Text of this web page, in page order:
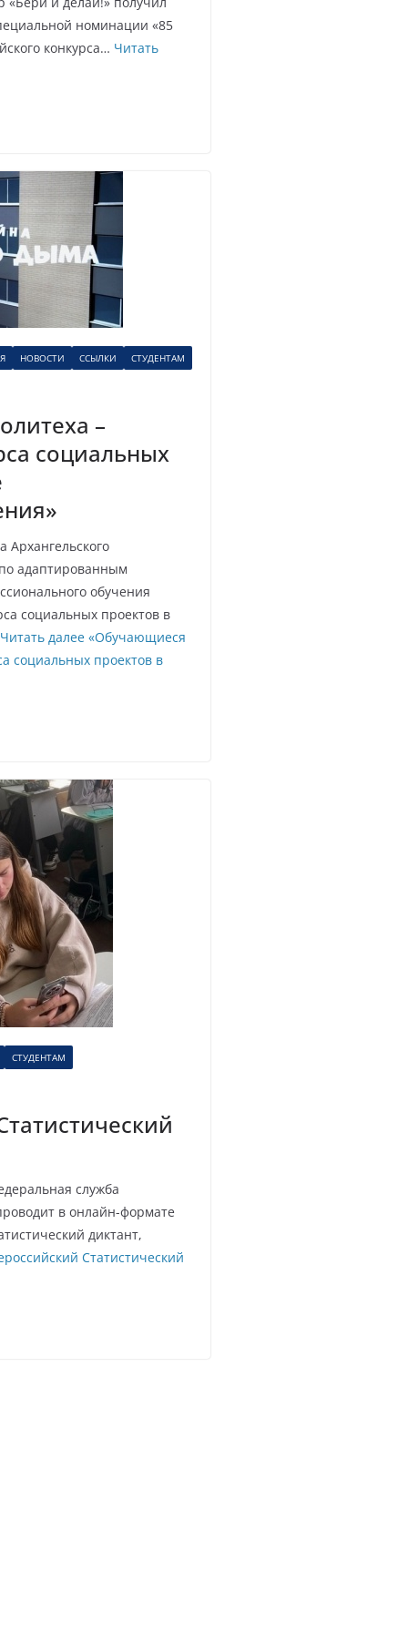
номинации «85
конкурса… Читать
НОВОСТИ ССЫЛКИ СТУДЕНТАМ
–
социальных
Архангельского
адаптированным
обучения
социальных проектов в
Читать далее«Обучающиеся
социальных проектов в
СТУДЕНТАМ
служба
в онлайн-формате
диктант,
Статистический